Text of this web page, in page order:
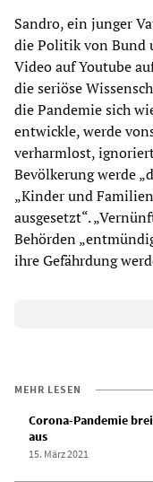
Sandro, ein junger
die Politik von Bund
Video auf Youtube
die seriöse
die Pandemie sich
entwickle, werde
verharmlost,
Bevölkerung werde
„Kinder und
ausgesetzt“.
Behörden
ihre Gefährdung
MEHR LESEN
Corona-Pandemie
aus
15. März 2021